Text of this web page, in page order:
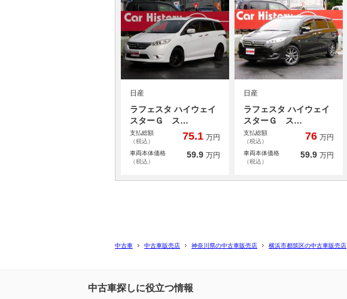
日産
ラフェスタ ハイウェイ
スターＧ ス…
支払総額
（税込）
75.1 万円
車両本体価格
（税込）
59.9 万円
日産
ラフェスタ ハイウェイ
スターＧ ス…
支払総額
（税込）
76 万円
車両本体価格
（税込）
59.9 万円
中古車 中古車販売店 神奈川県の中古車販売店 横浜市都筑区の中古車販売店
中古車探しに役立つ情報